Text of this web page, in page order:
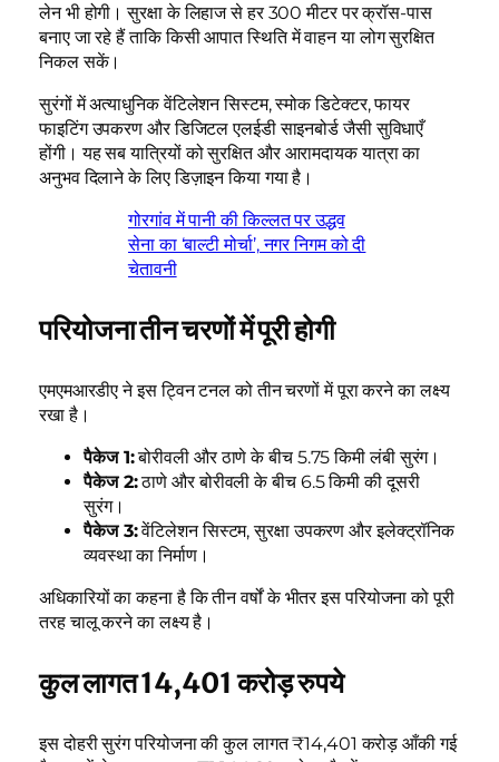
लेन भी होगी। सुरक्षा के लिहाज से हर 300 मीटर पर क्रॉस-पास
बनाए जा रहे हैं ताकि किसी आपात स्थिति में वाहन या लोग सुरक्षित
निकल सकें।
सुरंगों में अत्याधुनिक वेंटिलेशन सिस्टम, स्मोक डिटेक्टर, फायर
फाइटिंग उपकरण और डिजिटल एलईडी साइनबोर्ड जैसी सुविधाएँ
होंगी। यह सब यात्रियों को सुरक्षित और आरामदायक यात्रा का
अनुभव दिलाने के लिए डिज़ाइन किया गया है।
गोरगांव में पानी की किल्लत पर उद्धव
सेना का ‘बाल्टी मोर्चा’, नगर निगम को दी
चेतावनी
परियोजना तीन चरणों में पूरी होगी
एमएमआरडीए ने इस ट्विन टनल को तीन चरणों में पूरा करने का लक्ष्य
रखा है।
पैकेज 1:बोरीवली और ठाणे के बीच 5.75 किमी लंबी सुरंग।
पैकेज 2:ठाणे और बोरीवली के बीच 6.5 किमी की दूसरी
सुरंग।
पैकेज 3:वेंटिलेशन सिस्टम, सुरक्षा उपकरण और इलेक्ट्रॉनिक
व्यवस्था का निर्माण।
अधिकारियों का कहना है कि तीन वर्षों के भीतर इस परियोजना को पूरी
तरह चालू करने का लक्ष्य है।
कुल लागत 14,401 करोड़ रुपये
इस दोहरी सुरंग परियोजना की कुल लागत ₹14,401 करोड़ आँकी गई